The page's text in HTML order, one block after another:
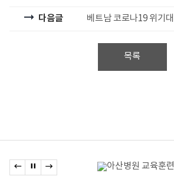
다음글 베트남 코로나19 위기
목록
관련기관
이전 배너로 이동
배너 정지다음 배너로 이동